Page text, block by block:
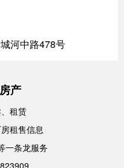
河中路478号
产
租赁
租售信息
一条龙服务